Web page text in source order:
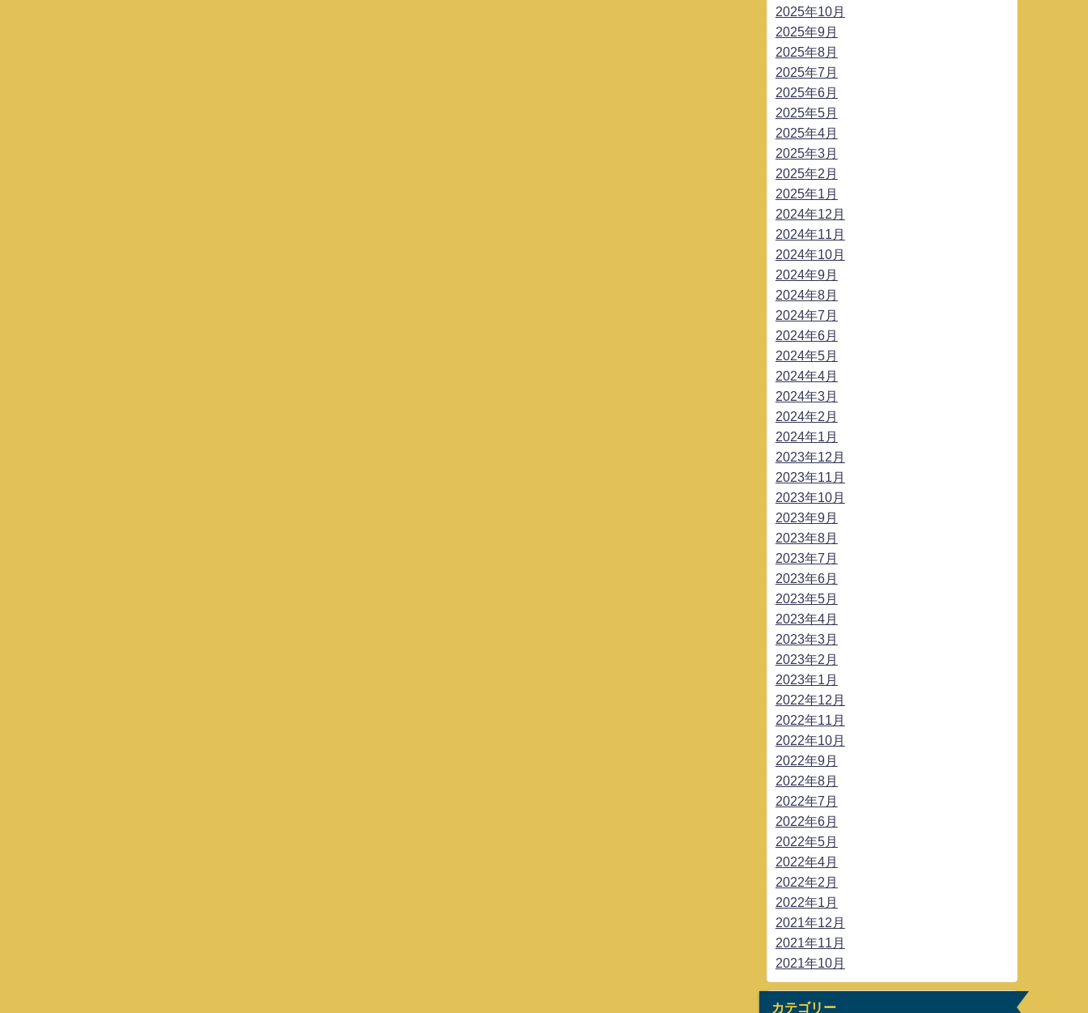
2025年10月
2025年9月
2025年8月
2025年7月
2025年6月
2025年5月
2025年4月
2025年3月
2025年2月
2025年1月
2024年12月
2024年11月
2024年10月
2024年9月
2024年8月
2024年7月
2024年6月
2024年5月
2024年4月
2024年3月
2024年2月
2024年1月
2023年12月
2023年11月
2023年10月
2023年9月
2023年8月
2023年7月
2023年6月
2023年5月
2023年4月
2023年3月
2023年2月
2023年1月
2022年12月
2022年11月
2022年10月
2022年9月
2022年8月
2022年7月
2022年6月
2022年5月
2022年4月
2022年2月
2022年1月
2021年12月
2021年11月
2021年10月
カテゴリー